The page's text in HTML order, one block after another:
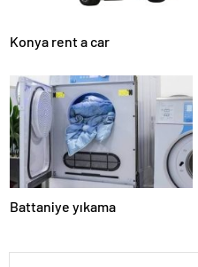
Konya rent a car
Battaniye yıkama